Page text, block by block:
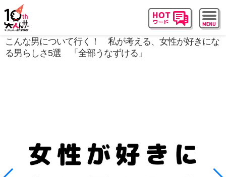
こんな男について行く！ 私が考える、女性が好きにな
る男らしさ5選 「全部うなずける」